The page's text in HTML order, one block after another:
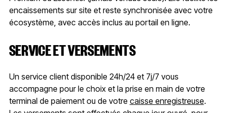
encaissements sur site et reste synchronisée avec votre
écosystème, avec accès inclus au portail en ligne.
SERVICE ET VERSEMENTS
Un service client disponible 24h/24 et 7j/7 vous
accompagne pour le choix et la prise en main de votre
terminal de paiement ou de votre caisse enregistreuse.